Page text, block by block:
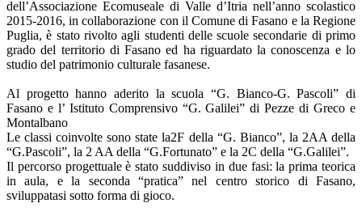
dell’Associazione Ecomuseale di Valle d’Itria nell’anno scolastico
2015-2016, in collaborazione con il Comune di Fasano e la Regione
Puglia, è stato rivolto agli studenti delle scuole secondarie di primo
grado del territorio di Fasano ed ha riguardato la conoscenza e lo
studio del patrimonio culturale fasanese.
Al progetto hanno aderito la scuola “G. Bianco-G. Pascoli” di
Fasano e l’ Istituto Comprensivo “G. Galilei” di Pezze di Greco e
Montalbano
Le classi coinvolte sono state la2F della “G. Bianco”, la 2AA della
“G.Pascoli”, la 2 AA della “G.Fortunato” e la 2C della “G.Galilei”.
Il percorso progettuale è stato suddiviso in due fasi: la prima teorica
in aula, e la seconda “pratica” nel centro storico di Fasano,
sviluppatasi sotto forma di gioco.